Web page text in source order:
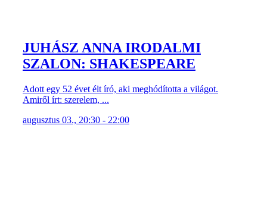
JUHÁSZ ANNA IRODALMI
SZALON: SHAKESPEARE
Adott egy 52 évet élt író, aki meghódította a világot.
Amiről írt: szerelem, ...
augusztus 03., 20:30 - 22:00